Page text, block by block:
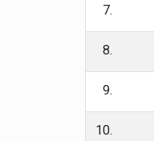
7.
8.
9.
10.